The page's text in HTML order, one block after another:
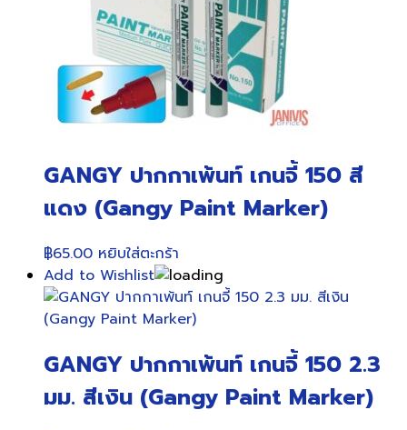
GANGY ปากกาเพ้นท์ เกนจี้ 150 สี
แดง (Gangy Paint Marker)
฿65.00 หยิบใส่ตะกร้า
Add to Wishlist
GANGY ปากกาเพ้นท์ เกนจี้ 150 2.3
มม. สีเงิน (Gangy Paint Marker)